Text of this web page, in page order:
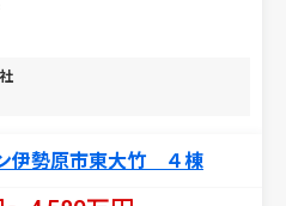
伊勢原市東大竹 ４棟